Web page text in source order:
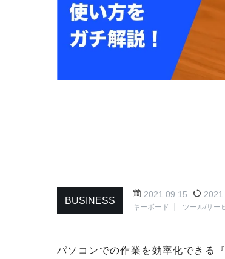
BUSINESS
2021.09.15
キーボード ツール/サー
パソコンでの作業を効率化できる『